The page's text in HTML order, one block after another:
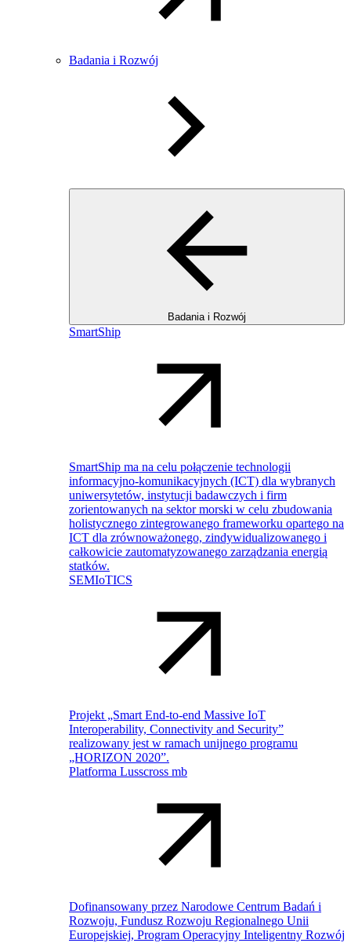
Badania i Rozwój
Badania i Rozwój
SmartShip
SmartShip ma na celu połączenie technologii
informacyjno-komunikacyjnych (ICT) dla wybranych
uniwersytetów, instytucji badawczych i firm
zorientowanych na sektor morski w celu zbudowania
holistycznego zintegrowanego frameworku opartego na
ICT dla zrównoważonego, zindywidualizowanego i
całkowicie zautomatyzowanego zarządzania energią
statków.
SEMIoTICS
Projekt „Smart End-to-end Massive IoT
Interoperability, Connectivity and Security”
realizowany jest w ramach unijnego programu
„HORIZON 2020”.
Platforma Lusscross mb
Dofinansowany przez Narodowe Centrum Badań i
Rozwoju, Fundusz Rozwoju Regionalnego Unii
Europejskiej, Program Operacyjny Inteligentny Rozwój